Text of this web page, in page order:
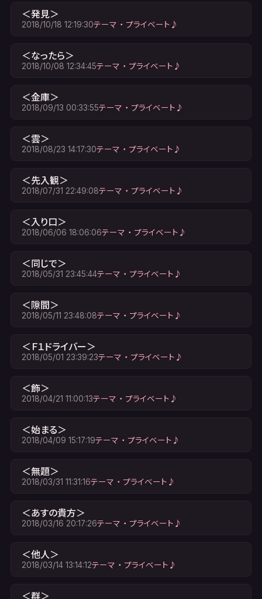
＜発見＞
2018/10/18 12:19:30テーマ ・ プライベート♪
＜なったら＞
2018/10/08 12:34:45テーマ ・ プライベート♪
＜金庫＞
2018/09/13 00:33:55テーマ ・ プライベート♪
＜雲＞
2018/08/23 14:17:30テーマ ・ プライベート♪
＜先入観＞
2018/07/31 22:49:08テーマ ・ プライベート♪
＜入り口＞
2018/06/06 18:06:06テーマ ・ プライベート♪
＜同じで＞
2018/05/31 23:45:44テーマ ・ プライベート♪
＜隙間＞
2018/05/11 23:48:08テーマ ・ プライベート♪
＜Ｆ１ドライバー＞
2018/05/01 23:39:23テーマ ・ プライベート♪
＜飾＞
2018/04/21 11:00:13テーマ ・ プライベート♪
＜始まる＞
2018/04/09 15:17:19テーマ ・ プライベート♪
＜無題＞
2018/03/31 11:31:16テーマ ・ プライベート♪
＜あすの貴方＞
2018/03/16 20:17:26テーマ ・ プライベート♪
＜他人＞
2018/03/14 13:14:12テーマ ・ プライベート♪
＜群＞